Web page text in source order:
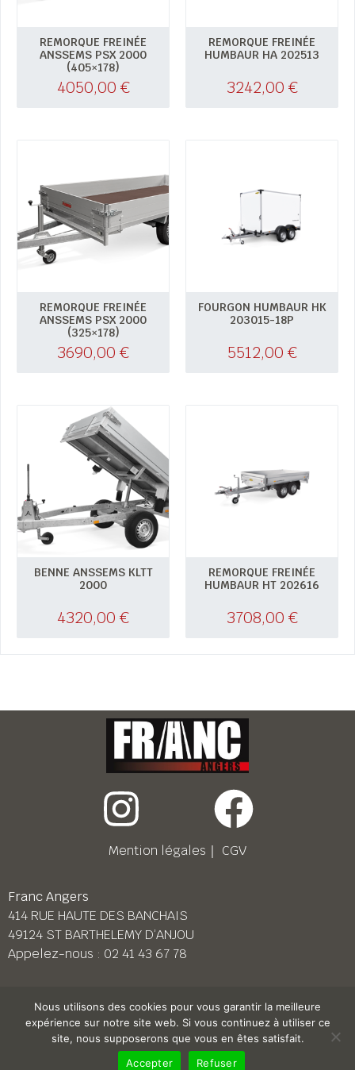
REMORQUE FREINÉE
ANSSEMS PSX 2000
(405×178)
4050,00 €
REMORQUE FREINÉE
HUMBAUR HA 202513
3242,00 €
REMORQUE FREINÉE
ANSSEMS PSX 2000
(325×178)
3690,00 €
FOURGON HUMBAUR HK
203015-18P
5512,00 €
BENNE ANSSEMS KLTT
2000
4320,00 €
REMORQUE FREINÉE
HUMBAUR HT 202616
3708,00 €
Mention légales ｜ CGV
Franc Angers
414 RUE HAUTE DES BANCHAIS
49124 ST BARTHELEMY D’ANJOU
Appelez-nous : 02 41 43 67 78
Franc Le Mans
158 BD PIERRE LEFAUCHEUX
72230 ARNAGE
02 43 87 38 08
Nous utilisons des cookies pour vous garantir la meilleure
expérience sur notre site web. Si vous continuez à utiliser ce
site, nous supposerons que vous en êtes satisfait.
Accepter
Refuser